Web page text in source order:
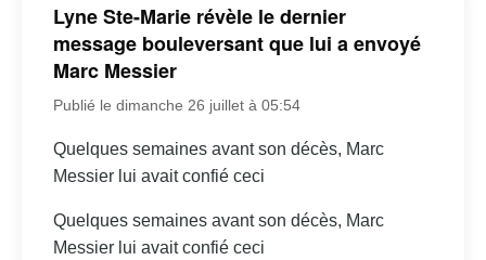
Lyne Ste-Marie révèle le dernier
message bouleversant que lui a envoyé
Marc Messier
Publié le dimanche 26 juillet à 05:54
Quelques semaines avant son décès, Marc
Messier lui avait confié ceci
Quelques semaines avant son décès, Marc
Messier lui avait confié ceci